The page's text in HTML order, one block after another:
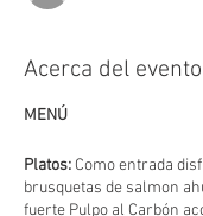
Acerca del evento
MENÚ
Platos: Como entrada
brusquetas de salmon
fuerte Pulpo al Carbón